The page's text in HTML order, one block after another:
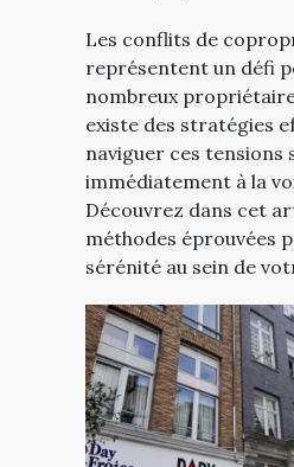
Les conflits de
représentent un défi
nombreux
existe des stratégies
naviguer ces tensions
immédiatement à la
Découvrez dans cet
méthodes éprouvées
sérénité au sein de